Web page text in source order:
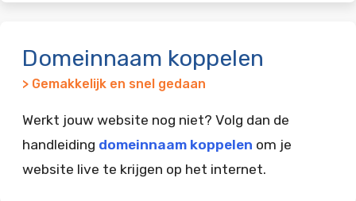
Domeinnaam koppelen
> Gemakkelijk en snel gedaan
Werkt jouw website nog niet? Volg dan de
handleiding domeinnaam koppelen om je
website live te krijgen op het internet.